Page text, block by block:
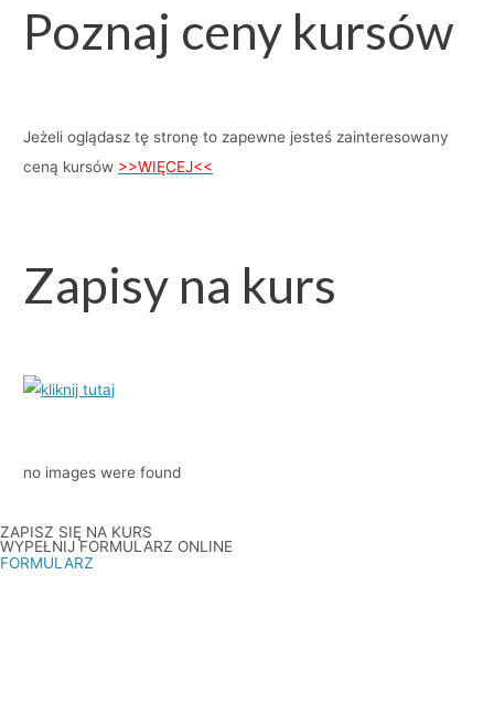
Poznaj ceny kursów
Jeżeli oglądasz tę stronę to zapewne jesteś zainteresowany
ceną kursów >>WIĘCEJ<<
Zapisy na kurs
no images were found
ZAPISZ SIĘ NA KURS
WYPEŁNIJ FORMULARZ ONLINE
FORMULARZ